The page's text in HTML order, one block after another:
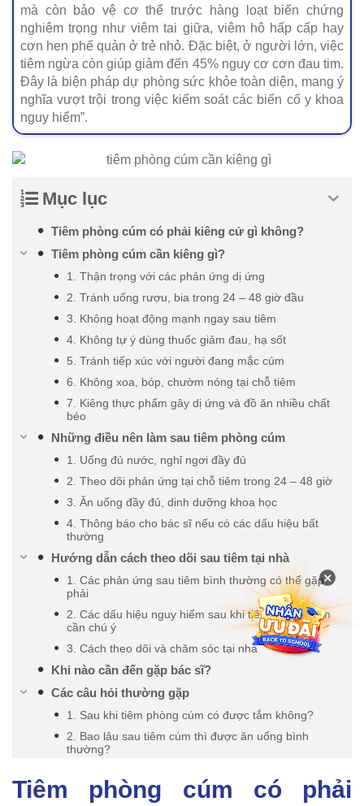
mà còn bảo vệ cơ thể trước hàng loạt biến chứng
nghiêm trọng như viêm tai giữa, viêm hô hấp cấp hay
cơn hen phế quản ở trẻ nhỏ. Đặc biệt, ở người lớn, việc
tiêm ngừa còn giúp giảm đến 45% nguy cơ cơn đau tim.
Đây là biện pháp dự phòng sức khỏe toàn diện, mang ý
nghĩa vượt trội trong việc kiểm soát các biến cố y khoa
nguy hiểm”.
Mục lục
Tiêm phòng cúm có phải kiêng cử gì không?
Tiêm phòng cúm cần kiêng gì?
1. Thận trọng với các phản ứng dị ứng
2. Tránh uống rượu, bia trong 24 – 48 giờ đầu
3. Không hoạt động mạnh ngay sau tiêm
4. Không tự ý dùng thuốc giảm đau, hạ sốt
5. Tránh tiếp xúc với người đang mắc cúm
6. Không xoa, bóp, chườm nóng tại chỗ tiêm
7. Kiêng thực phẩm gây dị ứng và đồ ăn nhiều chất
béo
Những điều nên làm sau tiêm phòng cúm
1. Uống đủ nước, nghỉ ngơi đầy đủ
2. Theo dõi phản ứng tại chỗ tiêm trong 24 – 48 giờ
3. Ăn uống đầy đủ, dinh dưỡng khoa học
4. Thông báo cho bác sĩ nếu có các dấu hiệu bất
thường
Hướng dẫn cách theo dõi sau tiêm tại nhà
1. Các phản ứng sau tiêm bình thường có thể gặp
phải
2. Các dấu hiệu nguy hiểm sau khi tiêm phòng cúm
cần chú ý
3. Cách theo dõi và chăm sóc tại nhà
Khi nào cần đến gặp bác sĩ?
Các câu hỏi thường gặp
1. Sau khi tiêm phòng cúm có được tắm không?
2. Bao lâu sau tiêm cúm thì được ăn uống bình
thường?
Tiêm phòng cúm có phải
×